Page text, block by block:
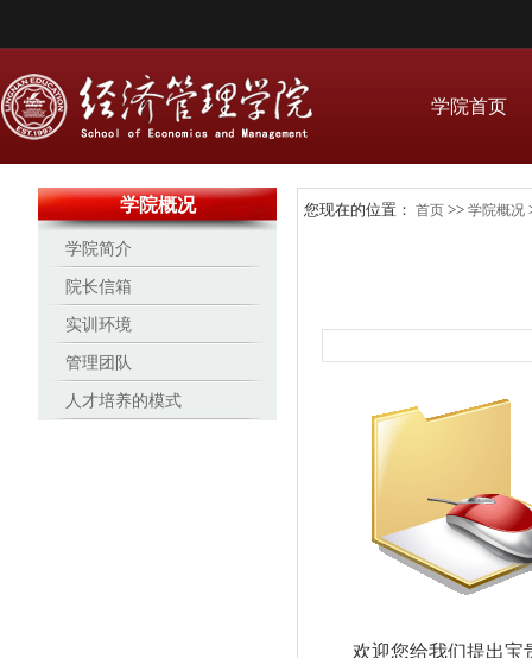
学院首页
学院概况
学院简介
院长信箱
实训环境
管理团队
人才培养的模式
您现在的位置： 首页 >> 学院概况
欢迎您给我们提出宝